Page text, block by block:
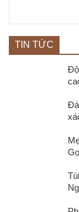
TIN TỨC